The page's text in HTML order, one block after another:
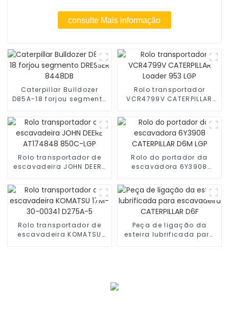
consulte Mais informação
Caterpillar Bulldozer
D85A-18 forjou segmento
Rolo transportador
VCR4799V CATERPILLAR
Rolo transportador de
escavadeira JOHN DEERE
Rolo do portador da
escavadora 6Y3908
Rolo transportador de
escavadeira KOMATSU
Peça de ligação da
esteira lubrificada para